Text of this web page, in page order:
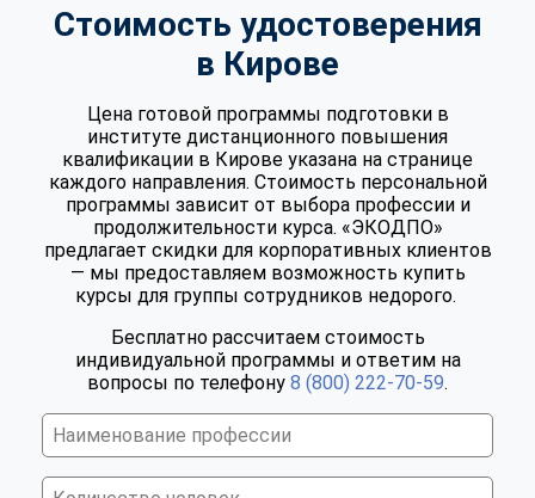
Стоимость удостоверения
в Кирове
Цена готовой программы подготовки в
институте дистанционного повышения
квалификации в Кирове указана на странице
каждого направления. Стоимость персональной
программы зависит от выбора профессии и
продолжительности курса. «ЭКОДПО»
предлагает скидки для корпоративных клиентов
— мы предоставляем возможность купить
курсы для группы сотрудников недорого.
Бесплатно рассчитаем стоимость
индивидуальной программы и ответим на
вопросы по телефону 8 (800) 222-70-59.